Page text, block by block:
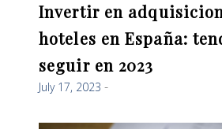
Invertir en
hoteles en España:
seguir en 2023
July 17, 2023